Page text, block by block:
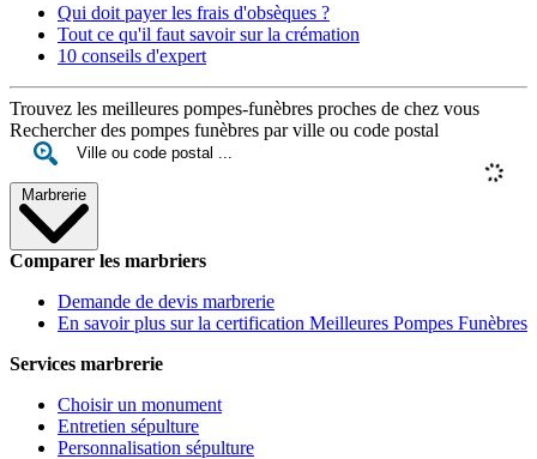
Qui doit payer les frais d'obsèques ?
Tout ce qu'il faut savoir sur la crémation
10 conseils d'expert
Trouvez les meilleures pompes-funèbres proches de chez vous
Rechercher des pompes funèbres par ville ou code postal
Marbrerie
Comparer les marbriers
Demande de devis marbrerie
En savoir plus sur la certification Meilleures Pompes Funèbres
Services marbrerie
Choisir un monument
Entretien sépulture
Personnalisation sépulture